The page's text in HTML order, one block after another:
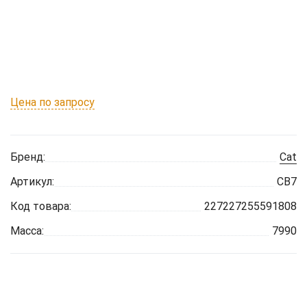
Цена по запросу
Бренд:
Cat
Артикул:
CB7
Код товара:
227227255591808
Масса:
7990